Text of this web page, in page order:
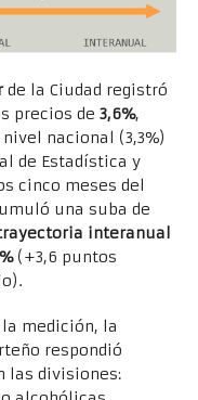
de la Ciudad registró
precios de 3,6%,
nacional (3,3%)
de Estadística y
cinco meses del
una suba de
interanual
(+3,6 puntos
medición, la
respondió
las divisiones: